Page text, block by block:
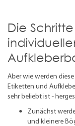
Die
Aber wie werden
Etiketten und
sehr beliebt ist -
Zunächst
und kleinere